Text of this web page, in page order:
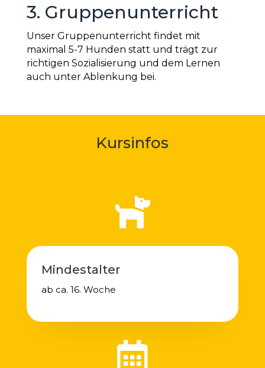
3. Gruppenunterricht
Unser Gruppenunterricht findet mit
maximal 5-7 Hunden statt und trägt zur
richtigen Sozialisierung und dem Lernen
auch unter Ablenkung bei.
Kursinfos

Mindestalter
ab ca. 16. Woche
